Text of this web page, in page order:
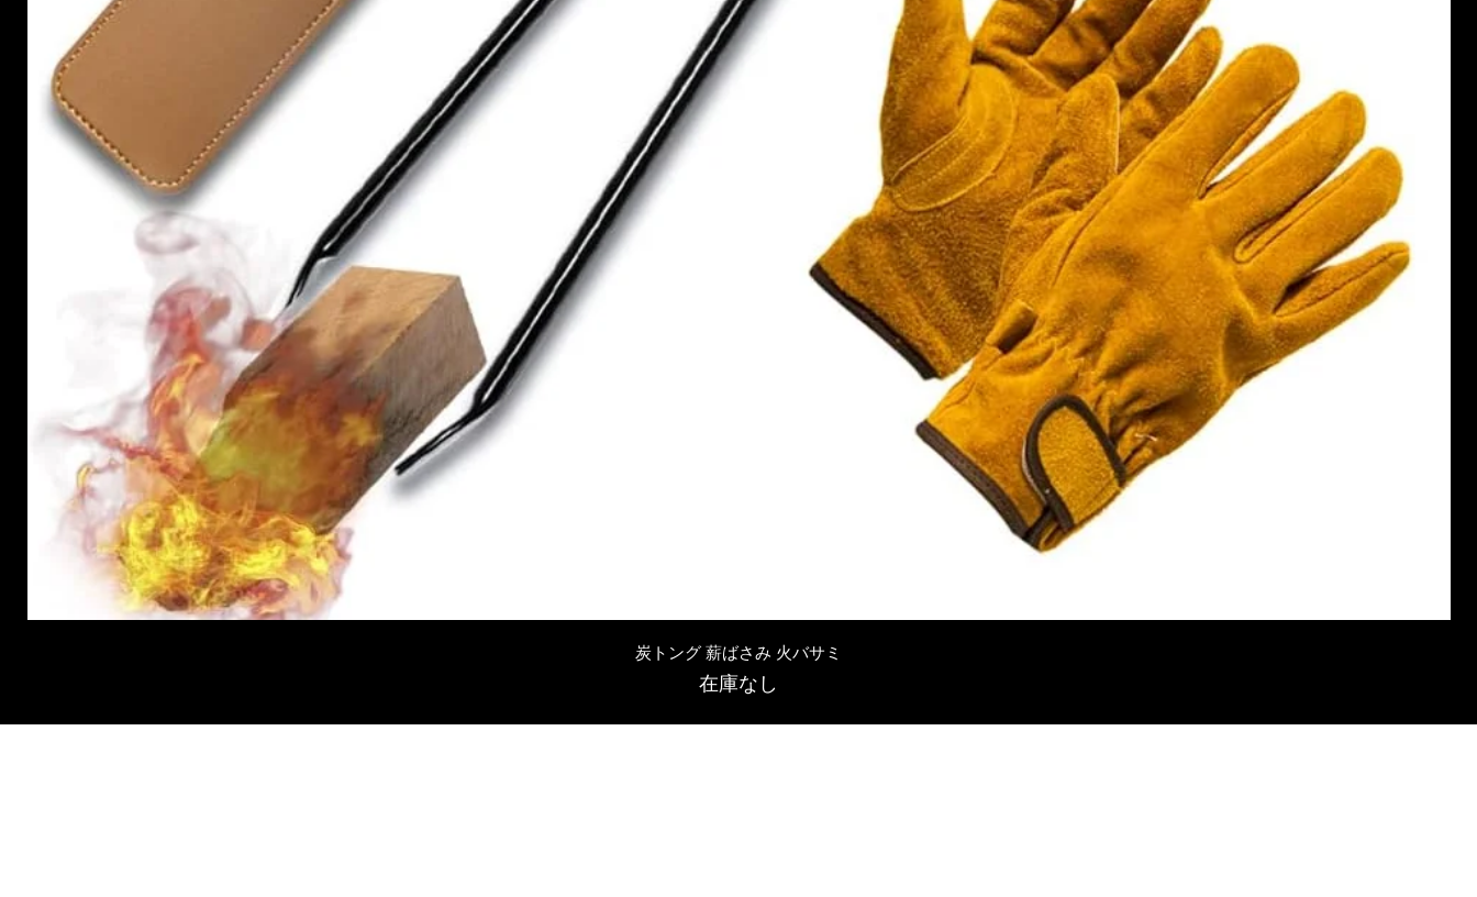
クイックビュー
炭トング 薪ばさみ 火バサミ
在庫なし